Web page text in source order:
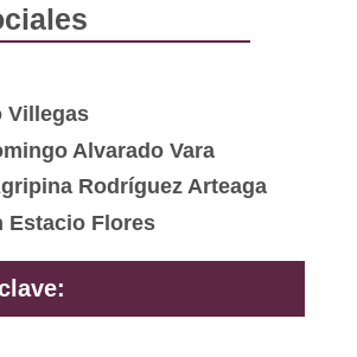
Villegas
Alvarado Vara
Rodríguez Arteaga
Estacio Flores